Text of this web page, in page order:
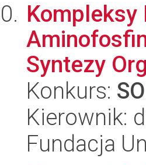
Kompleksy
Syntezy
Konkurs:
Kierownik:
Fundacja